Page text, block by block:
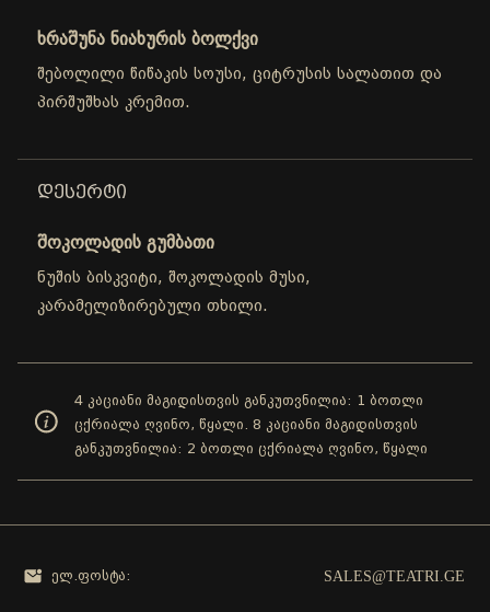
ხრაშუნა ნიახურის ბოლქვი
შებოლილი წიწაკის სოუსი, ციტრუსის სალათით და
პირშუშხას კრემით.
ᲓᲔᲡᲔᲠᲢᲘ
შოკოლადის გუმბათი
ნუშის ბისკვიტი, შოკოლადის მუსი,
კარამელიზირებული თხილი.
4 კაციანი მაგიდისთვის განკუთვნილია: 1 ბოთლი
ცქრიალა ღვინო, წყალი. 8 კაციანი მაგიდისთვის
განკუთვნილია: 2 ბოთლი ცქრიალა ღვინო, წყალი
ელ.ფოსტა: SALES@TEATRI.GE